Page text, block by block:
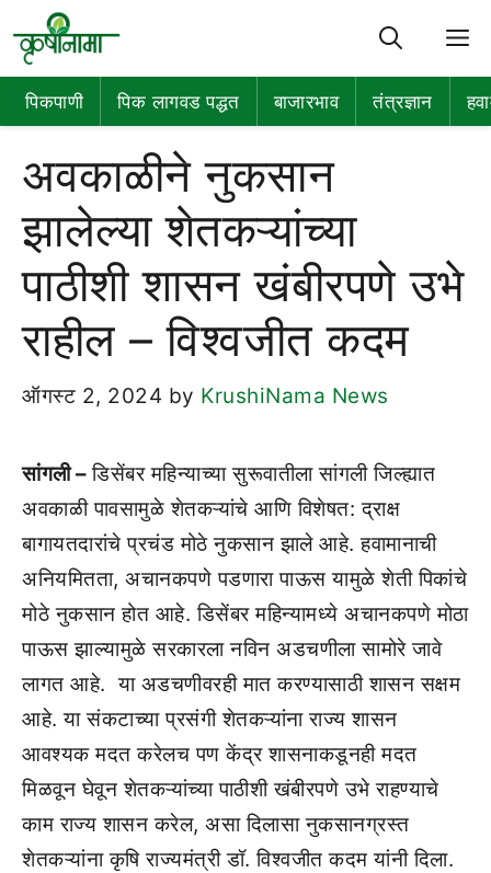
पिकपाणी पिक लागवड पद्धत बाजारभाव तंत्रज्ञान
अवकाळीने नुकसान
झालेल्या शेतकऱ्यांच्या
पाठीशी शासन खंबीरपणे उभे
राहील – विश्वजीत कदम
ऑगस्ट 2, 2024 by KrushiNama News
सांगली – डिसेंबर महिन्याच्या सुरूवातीला सांगली जिल्ह्यात
अवकाळी पावसामुळे शेतकऱ्यांचे आणि विशेषत: द्राक्ष
बागायतदारांचे प्रचंड मोठे नुकसान झाले आहे. हवामानाची
अनियमितता, अचानकपणे पडणारा पाऊस यामुळे शेती पिकांचे
मोठे नुकसान होत आहे. डिसेंबर महिन्यामध्ये अचानकपणे मोठा
पाऊस झाल्यामुळे सरकारला नविन अडचणीला सामोरे जावे
लागत आहे. या अडचणीवरही मात करण्यासाठी शासन सक्षम
आहे. या संकटाच्या प्रसंगी शेतकऱ्यांना राज्य शासन
आवश्यक मदत करेलच पण केंद्र शासनाकडूनही मदत
मिळवून घेवून शेतकऱ्यांच्या पाठीशी खंबीरपणे उभे राहण्याचे
काम राज्य शासन करेल, असा दिलासा नुकसानग्रस्त
शेतकऱ्यांना कृषि राज्यमंत्री डॉ. विश्वजीत कदम यांनी ‍दिला.